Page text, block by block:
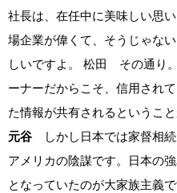
社長は、在任中に美味しい思
場企業が偉くて、そうじゃな
しいですよ。 松田 その通り
ーナーだからこそ、信用され
た情報が共有されるということ
元谷
しかし日本では家督相
アメリカの陰謀です。日本の
となっていたのが大家族主義